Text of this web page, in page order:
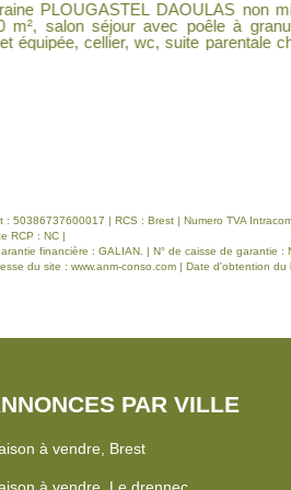
PLOUGASTEL DAOULAS non
salon séjour avec poêle à
cellier, wc, suite parentale
50386737600017 | RCS : Brest | Numero TVA
RCP : NC |
financière : GALIAN. | N° de caisse de garantie :
du site : www.anm-conso.com| Date d'obtention du
PAR VILLE
à vendre, Brest
à vendre, Le drennec